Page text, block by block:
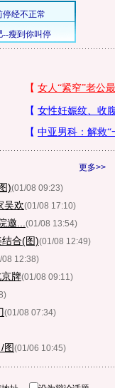
更多>>
)(01/08 09:23)
吴欢(01/08 17:10)
邀... (01/08 13:54)
合(图)(01/08 12:49)
08 12:38)
牌(01/08 09:11)
(01/08 07:34)
图(01/06 10:45)